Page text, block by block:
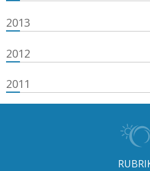
2013
2012
2011